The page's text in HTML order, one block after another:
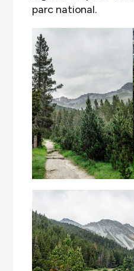
parc national.